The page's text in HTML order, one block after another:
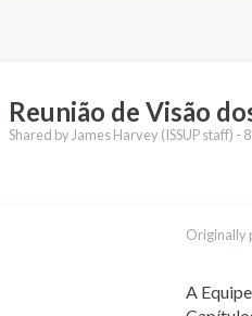
Reunião de Visão
Shared by James Harvey (ISSUP staff) -
Originally
A